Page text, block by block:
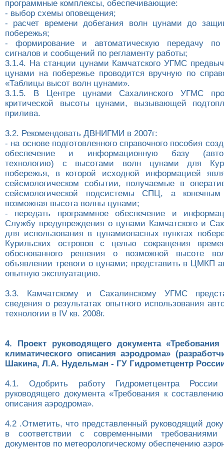
программные комплексы, обеспечивающие:
- выбор схемы оповещения;
- расчет времени добегания волн цунами до
побережья;
- формирование и автоматическую передачу по
сигналов и сообщений по регламенту работы;
3.1.4. На станции цунами Камчатского УГМС
цунами на побережье проводится вручную по
«Таблицы высот волн цунами».
3.1.5. В Центре цунами Сахалинского УГМС
критической высоты цунами, вызывающей
прилива.
3.2. Рекомендовать ДВНИГМИ в 2007г:
- на основе подготовленного справочного пособия
обеспечение и информационную базу
технологию) с высотами волн цунами для
побережья, в которой исходной информацией
сейсмологическом событии, получаемые в
сейсмологической подсистемы СПЦ, а конечным
возможная высота волны цунами;
- передать программное обеспечение и
Службу предупреждения о цунами Камчатского и
для использования в цунамиопасных пунктах
Курильских островов с целью сокращения
обоснованного решения о возможной высоте
объявлении тревоги о цунами; представить в ЦМКП
опытную эксплуатацию.
3.3. Камчатскому и Сахалинскому УГМС
сведения о результатах опытного использования
технологии в IV кв. 2008г.
4. Проект руководящего документа
климатического описания аэродрома»
Шакина, Л.А. Нудельман - ГУ Гидрометцентр
4.1. Одобрить работу Гидрометцентра России
руководящего документа «Требования к
описания аэродрома».
4.2 .Отметить, что представленный руководящий
в соответствии с современными требованиями
документов по метеорологическому обеспечению